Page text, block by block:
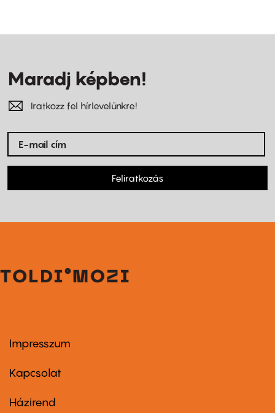
Maradj képben!
Iratkozz fel hírlevelünkre!
Feliratkozás
Footer
first
Impresszum
Kapcsolat
Footer
Házirend